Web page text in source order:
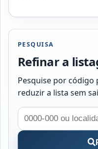
PESQUISA
Refinar a
Pesquise por código
reduzir a lista sem